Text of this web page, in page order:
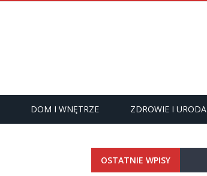
DOM I WNĘTRZE ZDROWIE I URODA
OSTATNIE WPISY